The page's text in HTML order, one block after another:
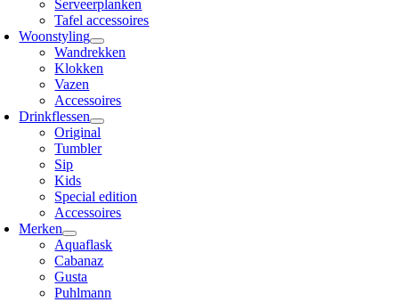
Serveerplanken
Tafel accessoires
Woonstyling
Wandrekken
Klokken
Vazen
Accessoires
Drinkflessen
Original
Tumbler
Sip
Kids
Special edition
Accessoires
Merken
Aquaflask
Cabanaz
Gusta
Puhlmann